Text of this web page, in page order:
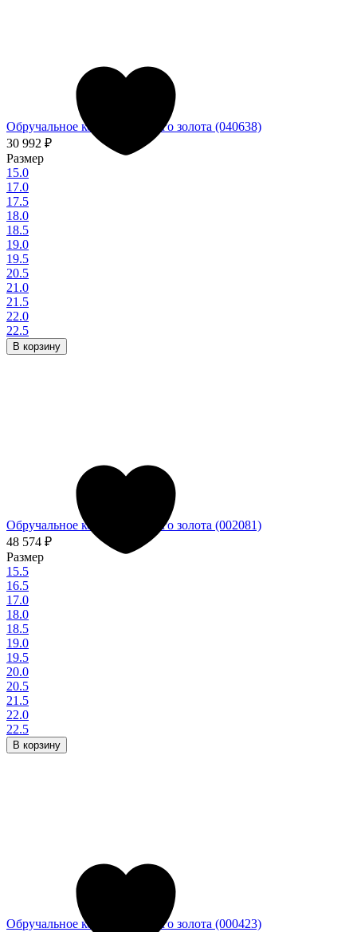
Обручальное кольцо из белого золота (040638)
30 992 ₽
Размер
15.0
17.0
17.5
18.0
18.5
19.0
19.5
20.5
21.0
21.5
22.0
22.5
В корзину
Обручальное кольцо из белого золота (002081)
48 574 ₽
Размер
15.5
16.5
17.0
18.0
18.5
19.0
19.5
20.0
20.5
21.5
22.0
22.5
В корзину
Обручальное кольцо из белого золота (000423)